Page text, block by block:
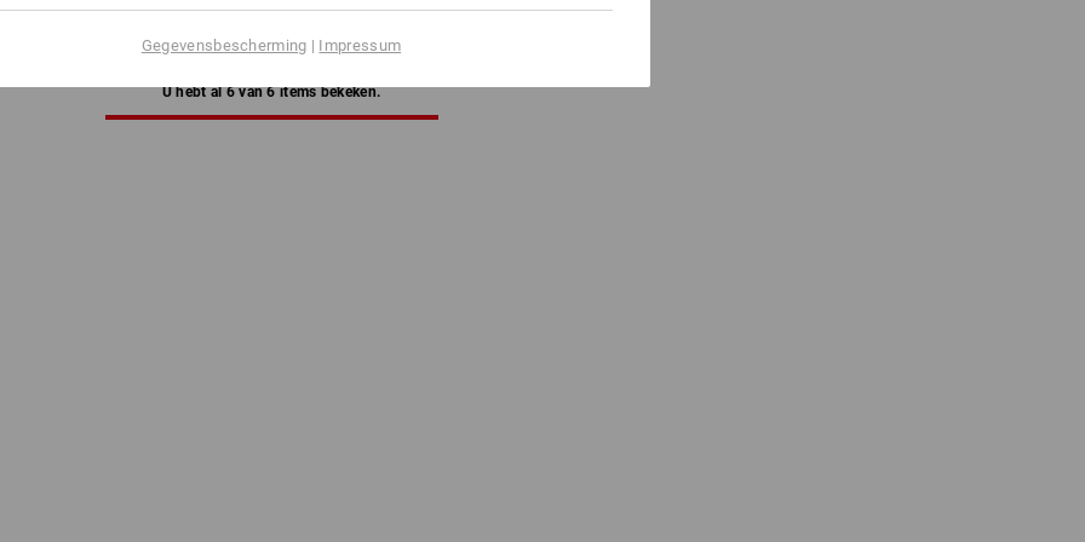
10 stuks 4 kleuren
U hebt al 6 van 6 items bekeken.
Gegevensbescherming | Impressum